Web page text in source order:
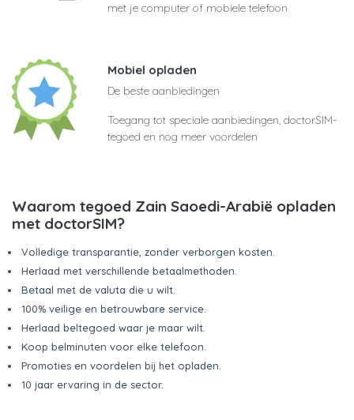
met je computer of mobiele telefoon
Mobiel opladen
De beste aanbiedingen
Toegang tot speciale aanbiedingen, doctorSIM-
tegoed en nog meer voordelen
Waarom tegoed Zain Saoedi-Arabië opladen
met doctorSIM?
Volledige transparantie, zonder verborgen kosten.
Herlaad met verschillende betaalmethoden.
Betaal met de valuta die u wilt.
100% veilige en betrouwbare service.
Herlaad beltegoed waar je maar wilt.
Koop belminuten voor elke telefoon.
Promoties en voordelen bij het opladen.
10 jaar ervaring in de sector.